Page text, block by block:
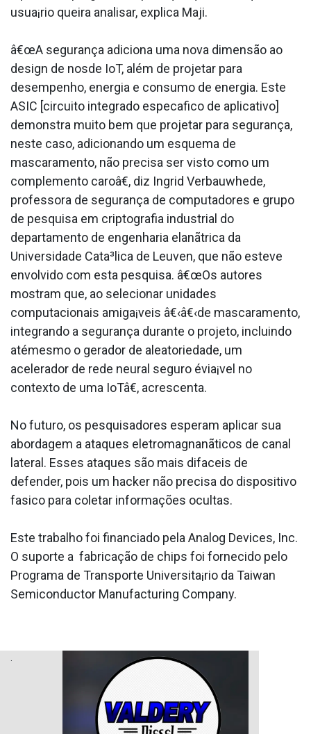
usua¡rio queira analisar, explica Maji.
â€œA segurança adiciona uma nova dimensão ao
design de nosde IoT, além de projetar para
desempenho, energia e consumo de energia. Este
ASIC [circuito integrado especa­fico de aplicativo]
demonstra muito bem que projetar para segurança,
neste caso, adicionando um esquema de
mascaramento, não precisa ser visto como um
complemento caroâ€, diz Ingrid Verbauwhede,
professora de segurança de computadores e grupo
de pesquisa em criptografia industrial do
departamento de engenharia elanãtrica da
Universidade Cata³lica de Leuven, que não esteve
envolvido com esta pesquisa. â€œOs autores
mostram que, ao selecionar unidades
computacionais amiga¡veis â€‹â€‹de mascaramento,
integrando a segurança durante o projeto, incluindo
atémesmo o gerador de aleatoriedade, um
acelerador de rede neural seguro évia¡vel no
contexto de uma IoTâ€, acrescenta.
No futuro, os pesquisadores esperam aplicar sua
abordagem a ataques eletromagnanãticos de canal
lateral. Esses ataques são mais difa­ceis de
defender, pois um hacker não precisa do dispositivo
fa­sico para coletar informações ocultas.
Este trabalho foi financiado pela Analog Devices, Inc.
O suporte a fabricação de chips foi fornecido pelo
Programa de Transporte Universita¡rio da Taiwan
Semiconductor Manufacturing Company.
.